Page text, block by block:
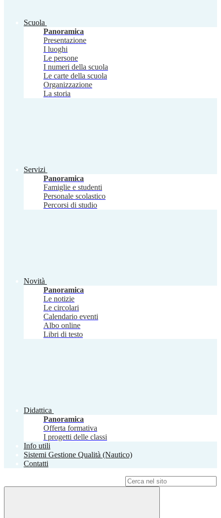
Scuola
Panoramica
Presentazione
I luoghi
Le persone
I numeri della scuola
Le carte della scuola
Organizzazione
La storia
Servizi
Panoramica
Famiglie e studenti
Personale scolastico
Percorsi di studio
Novità
Panoramica
Le notizie
Le circolari
Calendario eventi
Albo online
Libri di testo
Didattica
Panoramica
Offerta formativa
I progetti delle classi
Info utili
Sistemi Gestione Qualità (Nautico)
Contatti